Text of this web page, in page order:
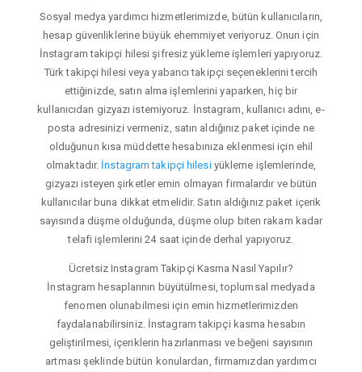
Sosyal medya yardımcı hizmetlerimizde, bütün kullanıcıların,
hesap güvenliklerine büyük ehemmiyet veriyoruz. Onun için
İnstagram takipçi hilesi şifresiz yükleme işlemleri yapıyoruz.
Türk takipçi hilesi veya yabancı takipçi seçeneklerini tercih
ettiğinizde, satın alma işlemlerini yaparken, hiç bir
kullanıcıdan gizyazı istemiyoruz. İnstagram, kullanıcı adını, e-
posta adresinizi vermeniz, satın aldığınız paket içinde ne
olduğunun kısa müddette hesabınıza eklenmesi için ehil
olmaktadır. İnstagram takipçi hilesiyükleme işlemlerinde,
gizyazı isteyen şirketler emin olmayan firmalardır ve bütün
kullanıcılar buna dikkat etmelidir. Satın aldığınız paket içerik
sayısında düşme olduğunda, düşme olup biten rakam kadar
telafi işlemlerini 24 saat içinde derhal yapıyoruz.
Ücretsiz Instagram Takipçi Kasma Nasıl Yapılır?
İnstagram hesaplarının büyütülmesi, toplumsal medyada
fenomen olunabilmesi için emin hizmetlerimizden
faydalanabilirsiniz. İnstagram takipçi kasma hesabın
geliştirilmesi, içeriklerin hazırlanması ve beğeni sayısının
artması şeklinde bütün konulardan, firmamızdan yardımcı